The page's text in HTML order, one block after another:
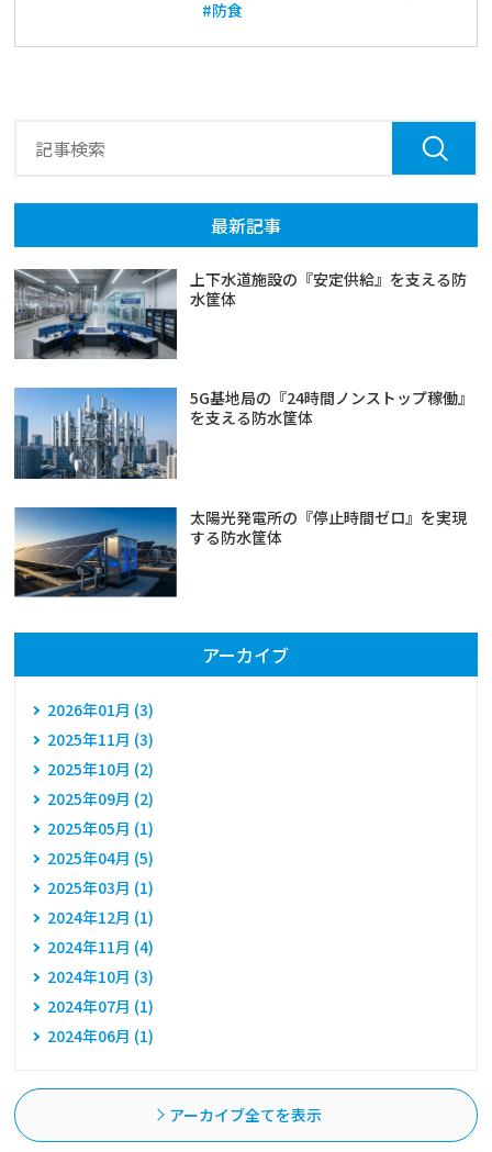
#防食
最新記事
上下水道施設の『安定供給』を支える防
水筐体
5G基地局の『24時間ノンストップ稼働』
を支える防水筐体
太陽光発電所の『停止時間ゼロ』を実現
する防水筐体
アーカイブ
2026年01月 (3)
2025年11月 (3)
2025年10月 (2)
2025年09月 (2)
2025年05月 (1)
2025年04月 (5)
2025年03月 (1)
2024年12月 (1)
2024年11月 (4)
2024年10月 (3)
2024年07月 (1)
2024年06月 (1)
アーカイブ全てを表示